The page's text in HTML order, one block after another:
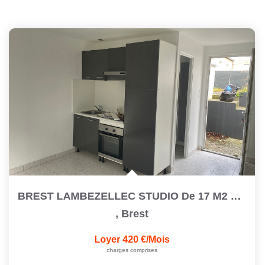
BREST LAMBEZELLEC STUDIO De 17 M2 Refait À Neuf
, Brest
Loyer 420 €/mois
charges comprises